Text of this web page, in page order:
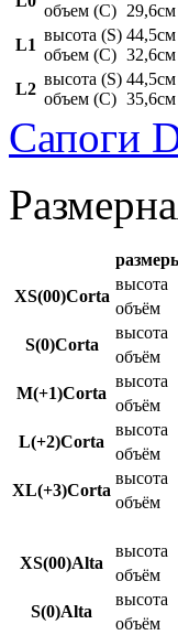
объем (C) 29,6см
L1
высота (S)
объем (C)
44,5см
32,6см
L2
высота (S)
объем (C)
44,5см
35,6см
Сапоги
XS(00)Corta
высота
объём
S(0)Corta
высота
объём
M(+1)Corta
высота
объём
L(+2)Corta
высота
объём
XL(+3)Corta
высота
объём
XS(00)Alta
высота
объём
S(0)Alta
высота
объём